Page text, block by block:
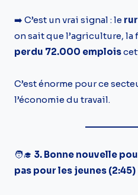
➡️ C’est un vrai signal : le
on sait que l’agriculture, la
perdu 72.000 emplois
C’est énorme pour ce
l’économie du travail.
🧑‍🎓 3. Bonne nouvelle
pas pour les jeunes (2:45)